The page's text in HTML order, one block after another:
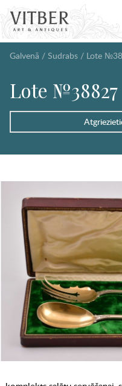
Galvenā / Sudrabs / Lote
Lote №38827